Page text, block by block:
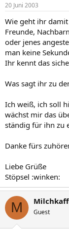
e
r
t
a
m
20 Juni 2003
Wie geht ihr damit
Freunde,
oder jenes
man keine
Ihr kennt das
Was sagt ihr zu
Ich weiß, ich soll
wächst mir das
ständig für ihn zu
Danke fürs
Liebe Grüße
Stöpsel :winken:
M Guest